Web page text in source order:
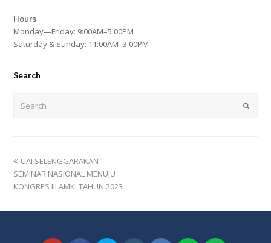
Hours
Monday—Friday: 9:00AM–5:00PM
Saturday & Sunday: 11:00AM–3:00PM
Search
Submit
previous
post:
UAI SELENGGARAKAN
SEMINAR NASIONAL MENUJU
KONGRES III AMKI TAHUN 2023